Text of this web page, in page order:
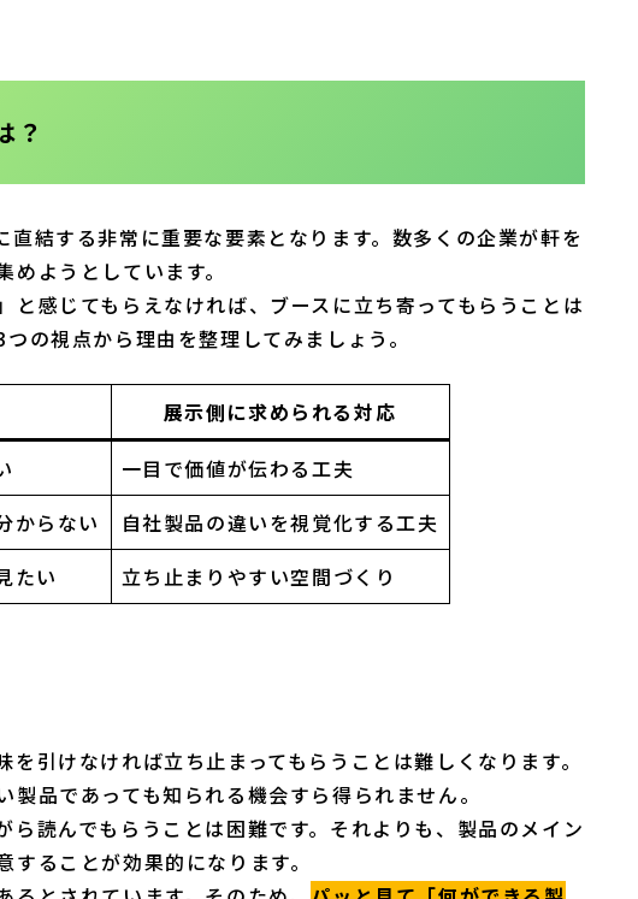
？
結する非常に重要な要素となります。数多くの企業が軒を
ようとしています。
感じてもらえなければ、ブースに立ち寄ってもらうことは
の視点から理由を整理してみましょう。
展示側に求められる対応
一目で価値が伝わる工夫
からない
自社製品の違いを視覚化する工夫
たい 立ち止まりやすい空間づくり
引けなければ立ち止まってもらうことは難しくなります。
品であっても知られる機会すら得られません。
読んでもらうことは困難です。それよりも、製品のメイン
ることが効果的になります。